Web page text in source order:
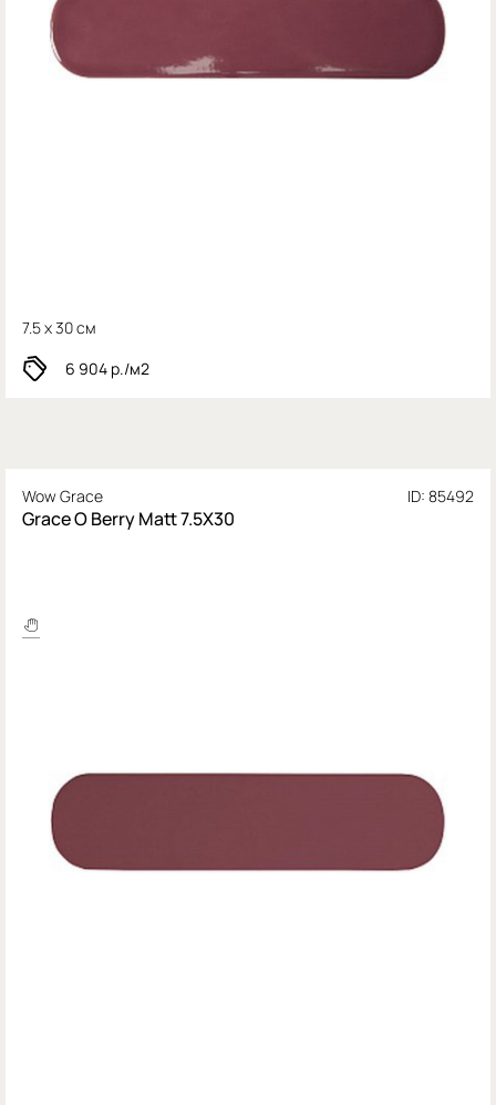
7.5 x 30 см
6 904 р./м2
Wow Grace ID: 85492
Grace O Berry Matt 7.5X30